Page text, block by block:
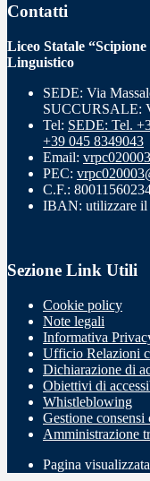
Contatti
Liceo Statale
Linguistico
SEDE: Via
SUCCURSALE:
Tel: SEDE: Tel.
+39 045 8349043
Email:
PEC:
C.F.:
IBAN: utilizzare il
Sezione Link Utili
Cookie policy
Note legali
Informativa
Ufficio Relazioni
Dichiarazione di
Obiettivi di
Whistleblowing
Gestione consensi
Amministrazione
Pagina visualizzata